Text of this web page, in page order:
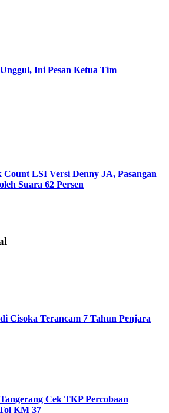
Ini Pesan Ketua Tim
Count LSI Versi Denny JA, Pasangan
Suara 62 Persen
Cisoka Terancam 7 Tahun Penjara
Cek TKP Percobaan
KM 37